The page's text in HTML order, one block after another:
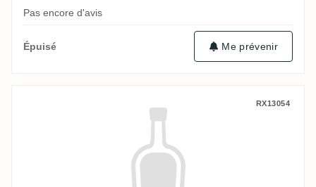
Pas encore d'avis
Épuisé Me prévenir
Fisselier Rhum Arrangé Banane Cacao
RX13054